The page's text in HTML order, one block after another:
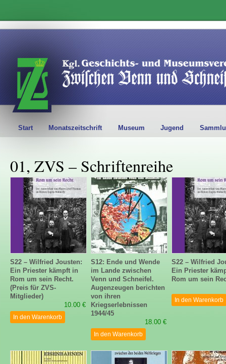
Start Monatszeitschrift Museum Jugend
01, ZVS – Schriftenreihe
S22 – Wilfried Jousten:
Ein Priester kämpft in
Rom um sein Recht.
(Preis für ZVS-
Mitglieder)
10.00 €
In den Warenkorb
S12: Ende und Wende
im Lande zwischen
Venn und Schneifel.
Augenzeugen berichten
von ihren
Kriegserlebnissen
1944/45
18.00 €
In den Warenkorb
S22 – Wilfried
Ein Priester
Rom um sein
In den Warenkorb